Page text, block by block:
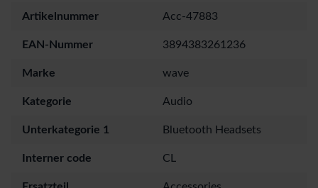
Artikelnummer Acc-47883
EAN-Nummer 3894383261236
Marke wave
Kategorie Audio
Unterkategorie 1 Bluetooth Headsets
Interner code CL